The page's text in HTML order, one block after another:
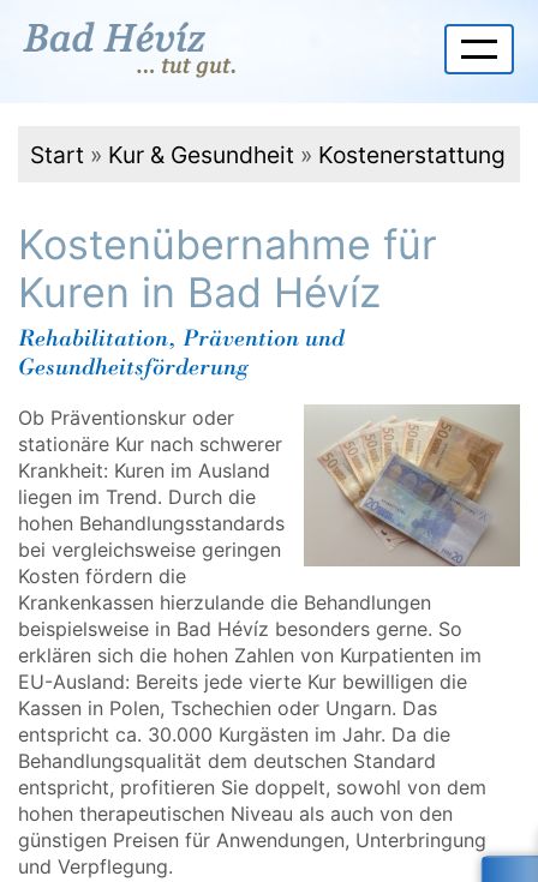
Start » Kur & Gesundheit » Kostenerstattung
Kostenübernahme für
Kuren in Bad Hévíz
Rehabilitation, Prävention und
Gesundheitsförderung
Ob Präventionskur oder
stationäre Kur nach schwerer
Krankheit: Kuren im Ausland
liegen im Trend. Durch die
hohen Behandlungsstandards
bei vergleichsweise geringen
Kosten fördern die
Krankenkassen hierzulande die Behandlungen
beispielsweise in Bad Hévíz besonders gerne. So
erklären sich die hohen Zahlen von Kurpatienten im
EU-Ausland: Bereits jede vierte Kur bewilligen die
Kassen in Polen, Tschechien oder Ungarn. Das
entspricht ca. 30.000 Kurgästen im Jahr. Da die
Behandlungsqualität dem deutschen Standard
entspricht, profitieren Sie doppelt, sowohl von dem
hohen therapeutischen Niveau als auch von den
günstigen Preisen für Anwendungen, Unterbringung
und Verpflegung.